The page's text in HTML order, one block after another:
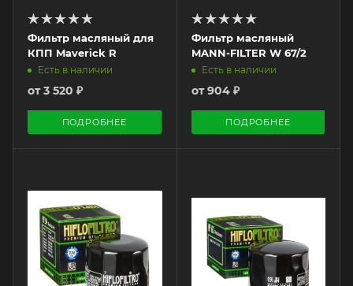
Фильтр масляный для
КПП Maverick R
Есть в наличии
от3 520 ₽
ПОДРОБНЕЕ
Фильтр масляный
MANN-FILTER W 67/2
Есть в наличии
от904 ₽
ПОДРОБНЕЕ